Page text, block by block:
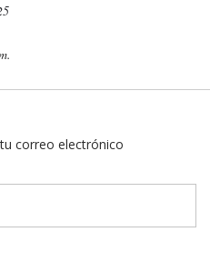
correo electrónico